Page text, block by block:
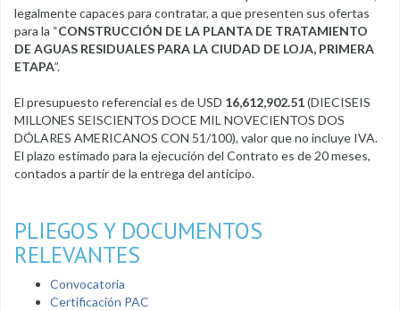
legalmente capaces para contratar, a que presenten sus ofertas
para la “CONSTRUCCIÓN DE LA PLANTA DE TRATAMIENTO
DE AGUAS RESIDUALES PARA LA CIUDAD DE LOJA, PRIMERA
ETAPA”.
El presupuesto referencial es de USD 16,612,902.51(DIECISEIS
MILLONES SEISCIENTOS DOCE MIL NOVECIENTOS DOS
DÓLARES AMERICANOS CON 51/100), valor que no incluye IVA.
El plazo estimado para la ejecución del Contrato es de 20 meses,
contados a partir de la entrega del anticipo.
PLIEGOS Y DOCUMENTOS
RELEVANTES
Convocatoria
Certificación PAC